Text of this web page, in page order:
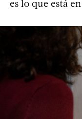
es lo que está